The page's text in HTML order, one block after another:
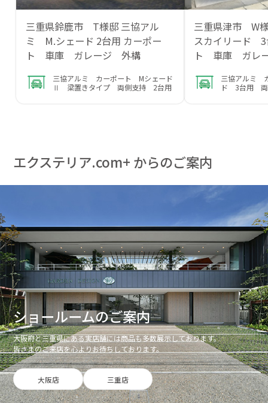
三重県鈴鹿市 T様邸 三協アル
ミ M.シェード 2台用 カーポー
ト 車庫 ガレージ 外構
三協アルミ カーポート Mシェード
Ⅱ 梁置きタイプ 両側支持 2台用
三重県津市 W
スカイリード
ト 車庫 ガレ
三協アルミ
ド 3台用 両
エクステリア.com+ からのご案内
ショールームのご案内
大阪府と三重県にある実店舗には商品も多数展示しております。
皆さまのご来店を心よりお待ちしております。
大阪店 三重店